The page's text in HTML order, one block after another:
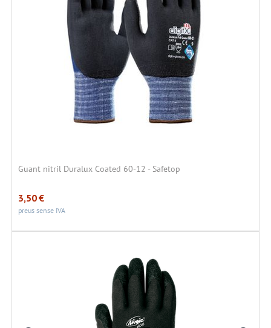
Guant nitril Duralux Coated 60-12 - Safetop
3,50€
preus sense IVA